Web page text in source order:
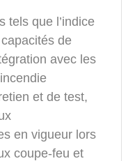
tels que l’indice
de
avec les
et de test,
en vigueur lors
coupe-feu et